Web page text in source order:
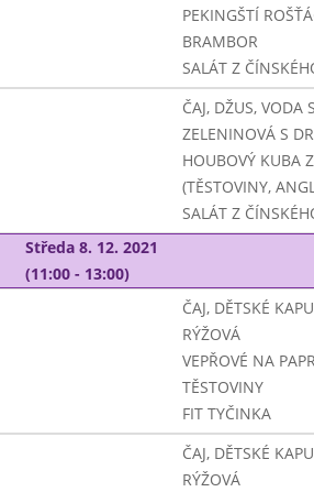
PEKINGŠTÍ
BRAMBOR
SALÁT Z
ČAJ, DŽUS, VODA
ZELENINOVÁ S
HOUBOVÝ KUBA
(TĚSTOVINY,
SALÁT Z
Středa 8. 12. 2021
(11:00 - 13:00)
ČAJ, DĚTSKÉ
RÝŽOVÁ
VEPŘOVÉ NA
TĚSTOVINY
FIT TYČINKA
ČAJ, DĚTSKÉ
RÝŽOVÁ